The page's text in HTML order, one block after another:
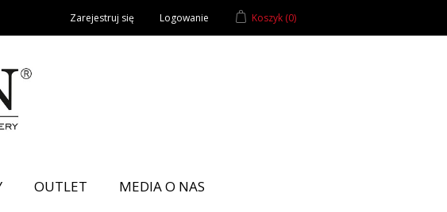
Zarejestruj się Logowanie Koszyk (0)
OUTLET MEDIA O NAS